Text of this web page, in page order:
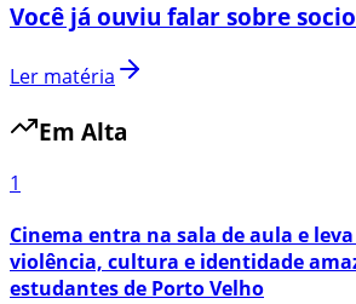
Você já ouviu falar sobre
Ler matéria
Em Alta
1
Cinema entra na sala de aula e
violência, cultura e identidade
estudantes de Porto Velho